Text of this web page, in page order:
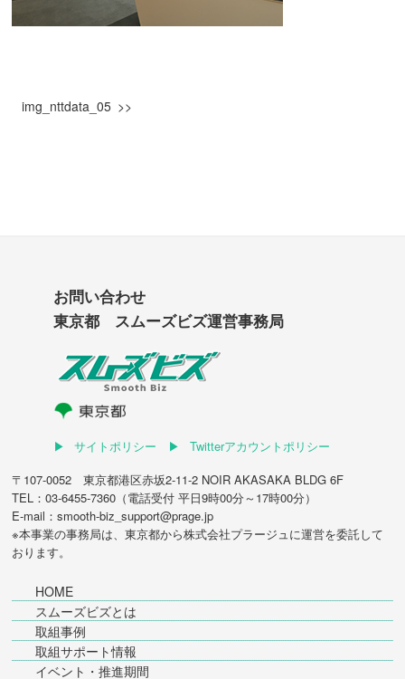
img_nttdata_05
お問い合わせ
東京都 スムーズビズ運営事務局
サイトポリシー
Twitterアカウントポリシー
〒107-0052 東京都港区赤坂2-11-2 NOIR AKASAKA BLDG 6F
TEL：03-6455-7360（電話受付 平日9時00分～17時00分）
E-mail：smooth-biz_support@prage.jp
※本事業の事務局は、東京都から株式会社プラージュに運営を委託して
おります。
HOME
スムーズビズとは
取組事例
取組サポート情報
イベント・推進期間